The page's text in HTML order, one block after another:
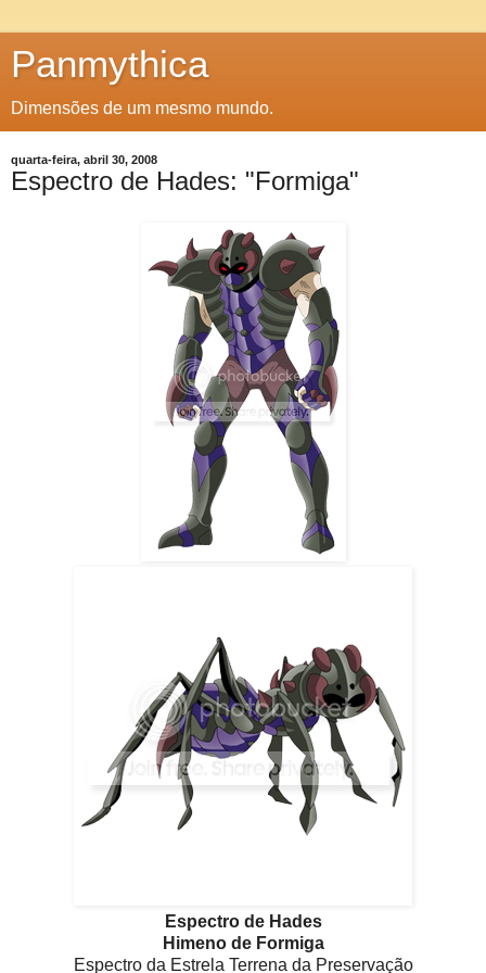
Panmythica
Dimensões de um mesmo mundo.
quarta-feira, abril 30, 2008
Espectro de Hades: "Formiga"
Espectro de Hades
Himeno de Formiga
Espectro da Estrela Terrena da Preservação